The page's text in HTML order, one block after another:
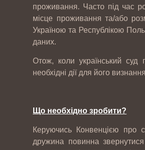
проживання. Часто під час
місце проживання та/або
Україною та Республікою
даних.
Отож, коли український суд
необхідні дії для його
Що необхідно зробити?
Керуючись Конвенцією про
дружина повинна
2017
10-
ТОВ "РЕЙДЖ ЕНЕРДЖІ"